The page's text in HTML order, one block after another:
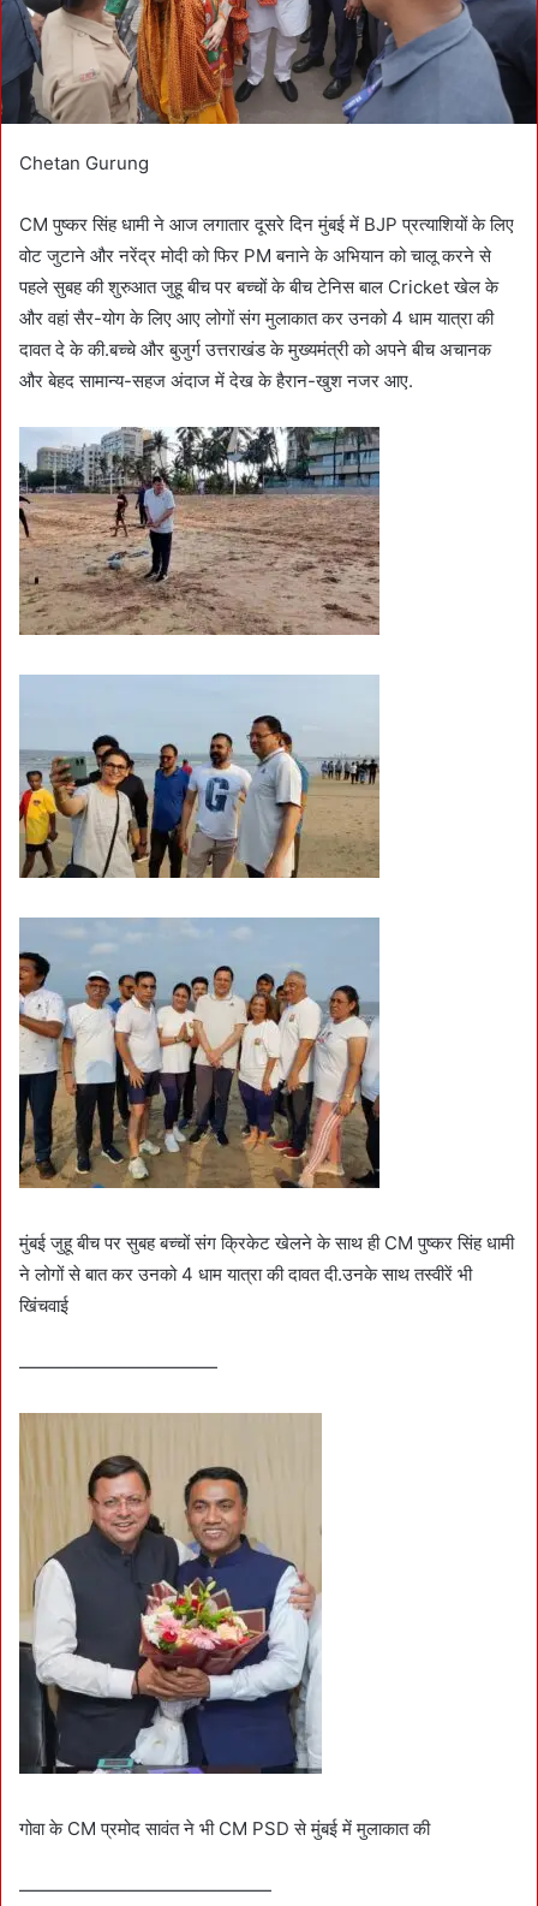
l
Chetan Gurung
CM पुष्कर सिंह धामी ने आज लगातार दूसरे दिन मुंबई में BJP प्रत्याशियों के लिए
वोट जुटाने और नरेंद्र मोदी को फिर PM बनाने के अभियान को चालू करने से
पहले सुबह की शुरुआत जुहू बीच पर बच्चों के बीच टेनिस बाल Cricket खेल के
और वहां सैर-योग के लिए आए लोगों संग मुलाकात कर उनको 4 धाम यात्रा की
दावत दे के की.बच्चे और बुजुर्ग उत्तराखंड के मुख्यमंत्री को अपने बीच अचानक
और बेहद सामान्य-सहज अंदाज में देख के हैरान-खुश नजर आए.
मुंबई जुहू बीच पर सुबह बच्चों संग क्रिकेट खेलने के साथ ही CM पुष्कर सिंह धामी
ने लोगों से बात कर उनको 4 धाम यात्रा की दावत दी.उनके साथ तस्वीरें भी
खिंचवाई
———————————
गोवा के CM प्रमोद सावंत ने भी CM PSD से मुंबई में मुलाकात की
——————————————